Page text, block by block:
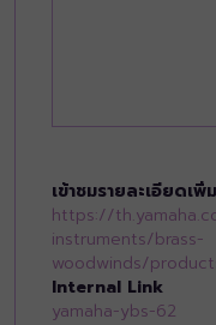
เข้าชมรายละเอียดเ
https://
instruments/brass-
woodwinds/
Internal Link
yamaha-ybs-62